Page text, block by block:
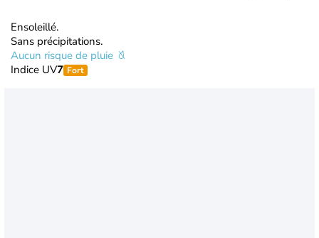
Ensoleillé.
Sans précipitations.
Aucun risque de pluie
Indice UV7 Fort